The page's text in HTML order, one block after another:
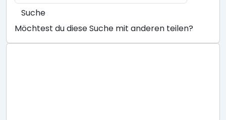
Suche
Möchtest du diese Suche mit anderen teilen?